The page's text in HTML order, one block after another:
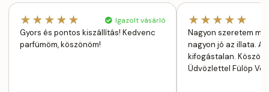
★★★★★ Igazolt vásárló
Gyors és pontos kiszállítás! Kedvenc
parfümöm, köszönöm!
★★★★★
Nagyon szeretem
nagyon jó az illata. A
kifogástalan.
Üdvözlettel Fülöp